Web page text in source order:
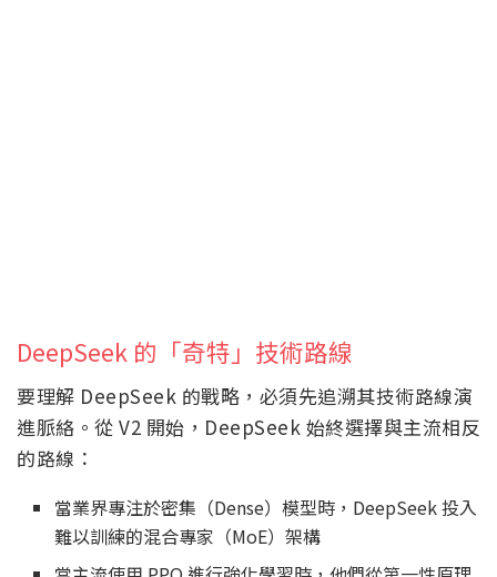
DeepSeek 的「奇特」技術路線
要理解 DeepSeek 的戰略，必須先追溯其技術路線演
進脈絡。從 V2 開始，DeepSeek 始終選擇與主流相反
的路線：
當業界專注於密集（Dense）模型時，DeepSeek 投入
難以訓練的混合專家（MoE）架構